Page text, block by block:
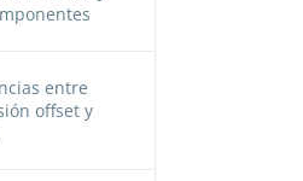
entre
offset y